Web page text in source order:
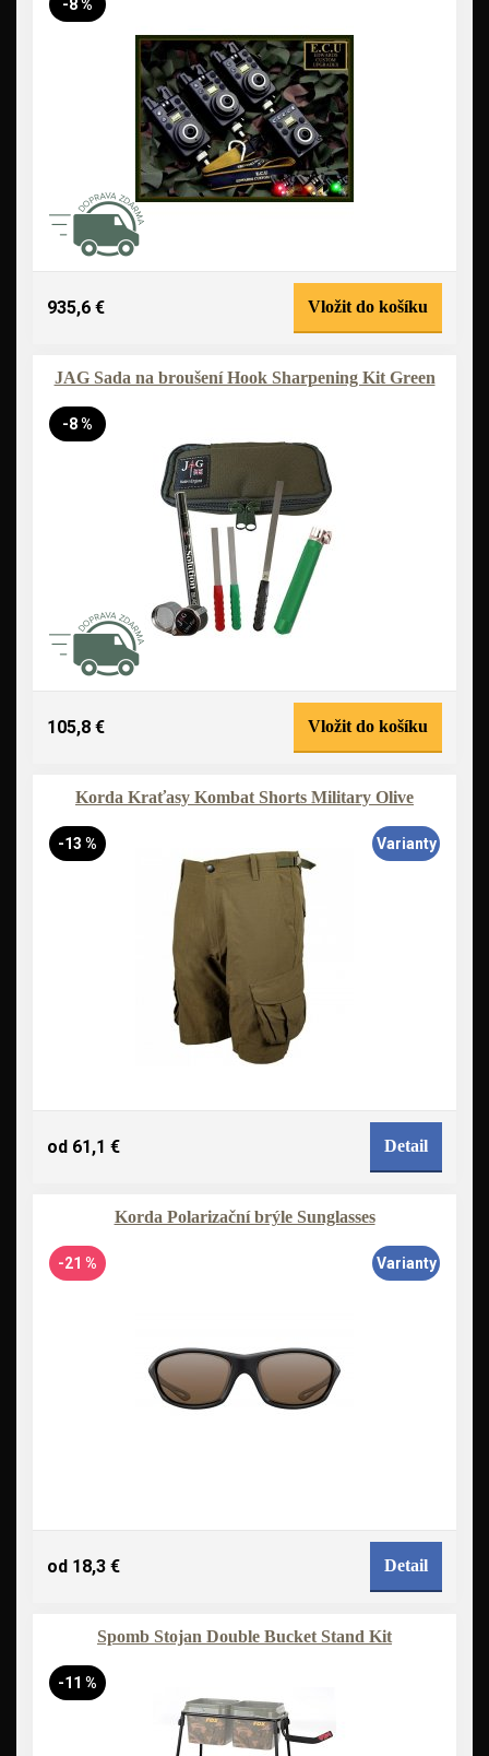
-8 %
935,6 € Vložit do košíku
JAG Sada na broušení Hook Sharpening Kit Green
-8 %
105,8 € Vložit do košíku
Korda Kraťasy Kombat Shorts Military Olive
-13 % Varianty
od 61,1 € Detail
Korda Polarizační brýle Sunglasses
-21 % Varianty
od 18,3 € Detail
Spomb Stojan Double Bucket Stand Kit
-11 %